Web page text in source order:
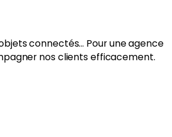
connectés… Pour une agence
nos clients efficacement.